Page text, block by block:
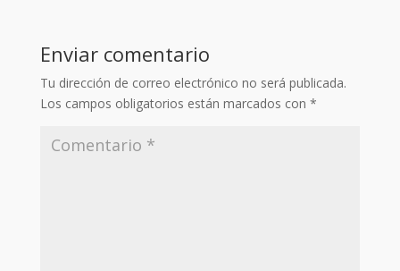
Enviar comentario
Tu dirección de correo electrónico no será publicada.
Los campos obligatorios están marcados con *